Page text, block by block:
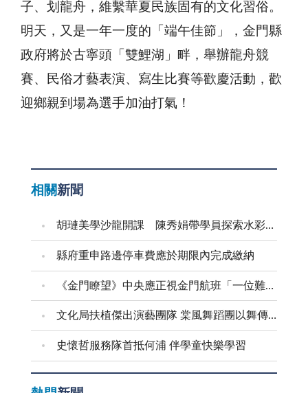
子、划龍舟，維繫華夏民族固有的文化習俗。
明天，又是一年一度的「端午佳節」，金門縣
政府將於古寧頭「雙鯉湖」畔，舉辦龍舟競
賽、民俗才藝表演、寫生比賽等歡慶活動，歡
迎鄉親到場為選手加油打氣！
相關新聞
胡璉美學沙龍開課 陳秀娟帶學員探索水彩藝術
縣府重申路邊停車費應於期限內完成繳納
《金門瞭望》中央應正視金門航班「一位難求」問題
文化局扶植傑出演藝團隊 棠風舞蹈團以舞傳愛進家扶
史懷哲服務隊首抵何浦 伴學童快樂學習